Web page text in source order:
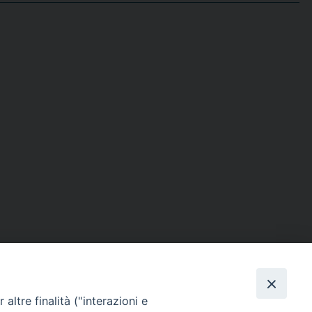
altre finalità ("interazioni e